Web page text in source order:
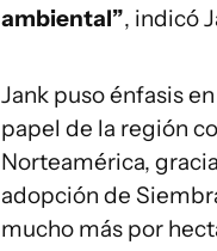
ambiental”, indicó
Jank puso énfasis
papel de la región
Norteamérica,
adopción de
mucho más por